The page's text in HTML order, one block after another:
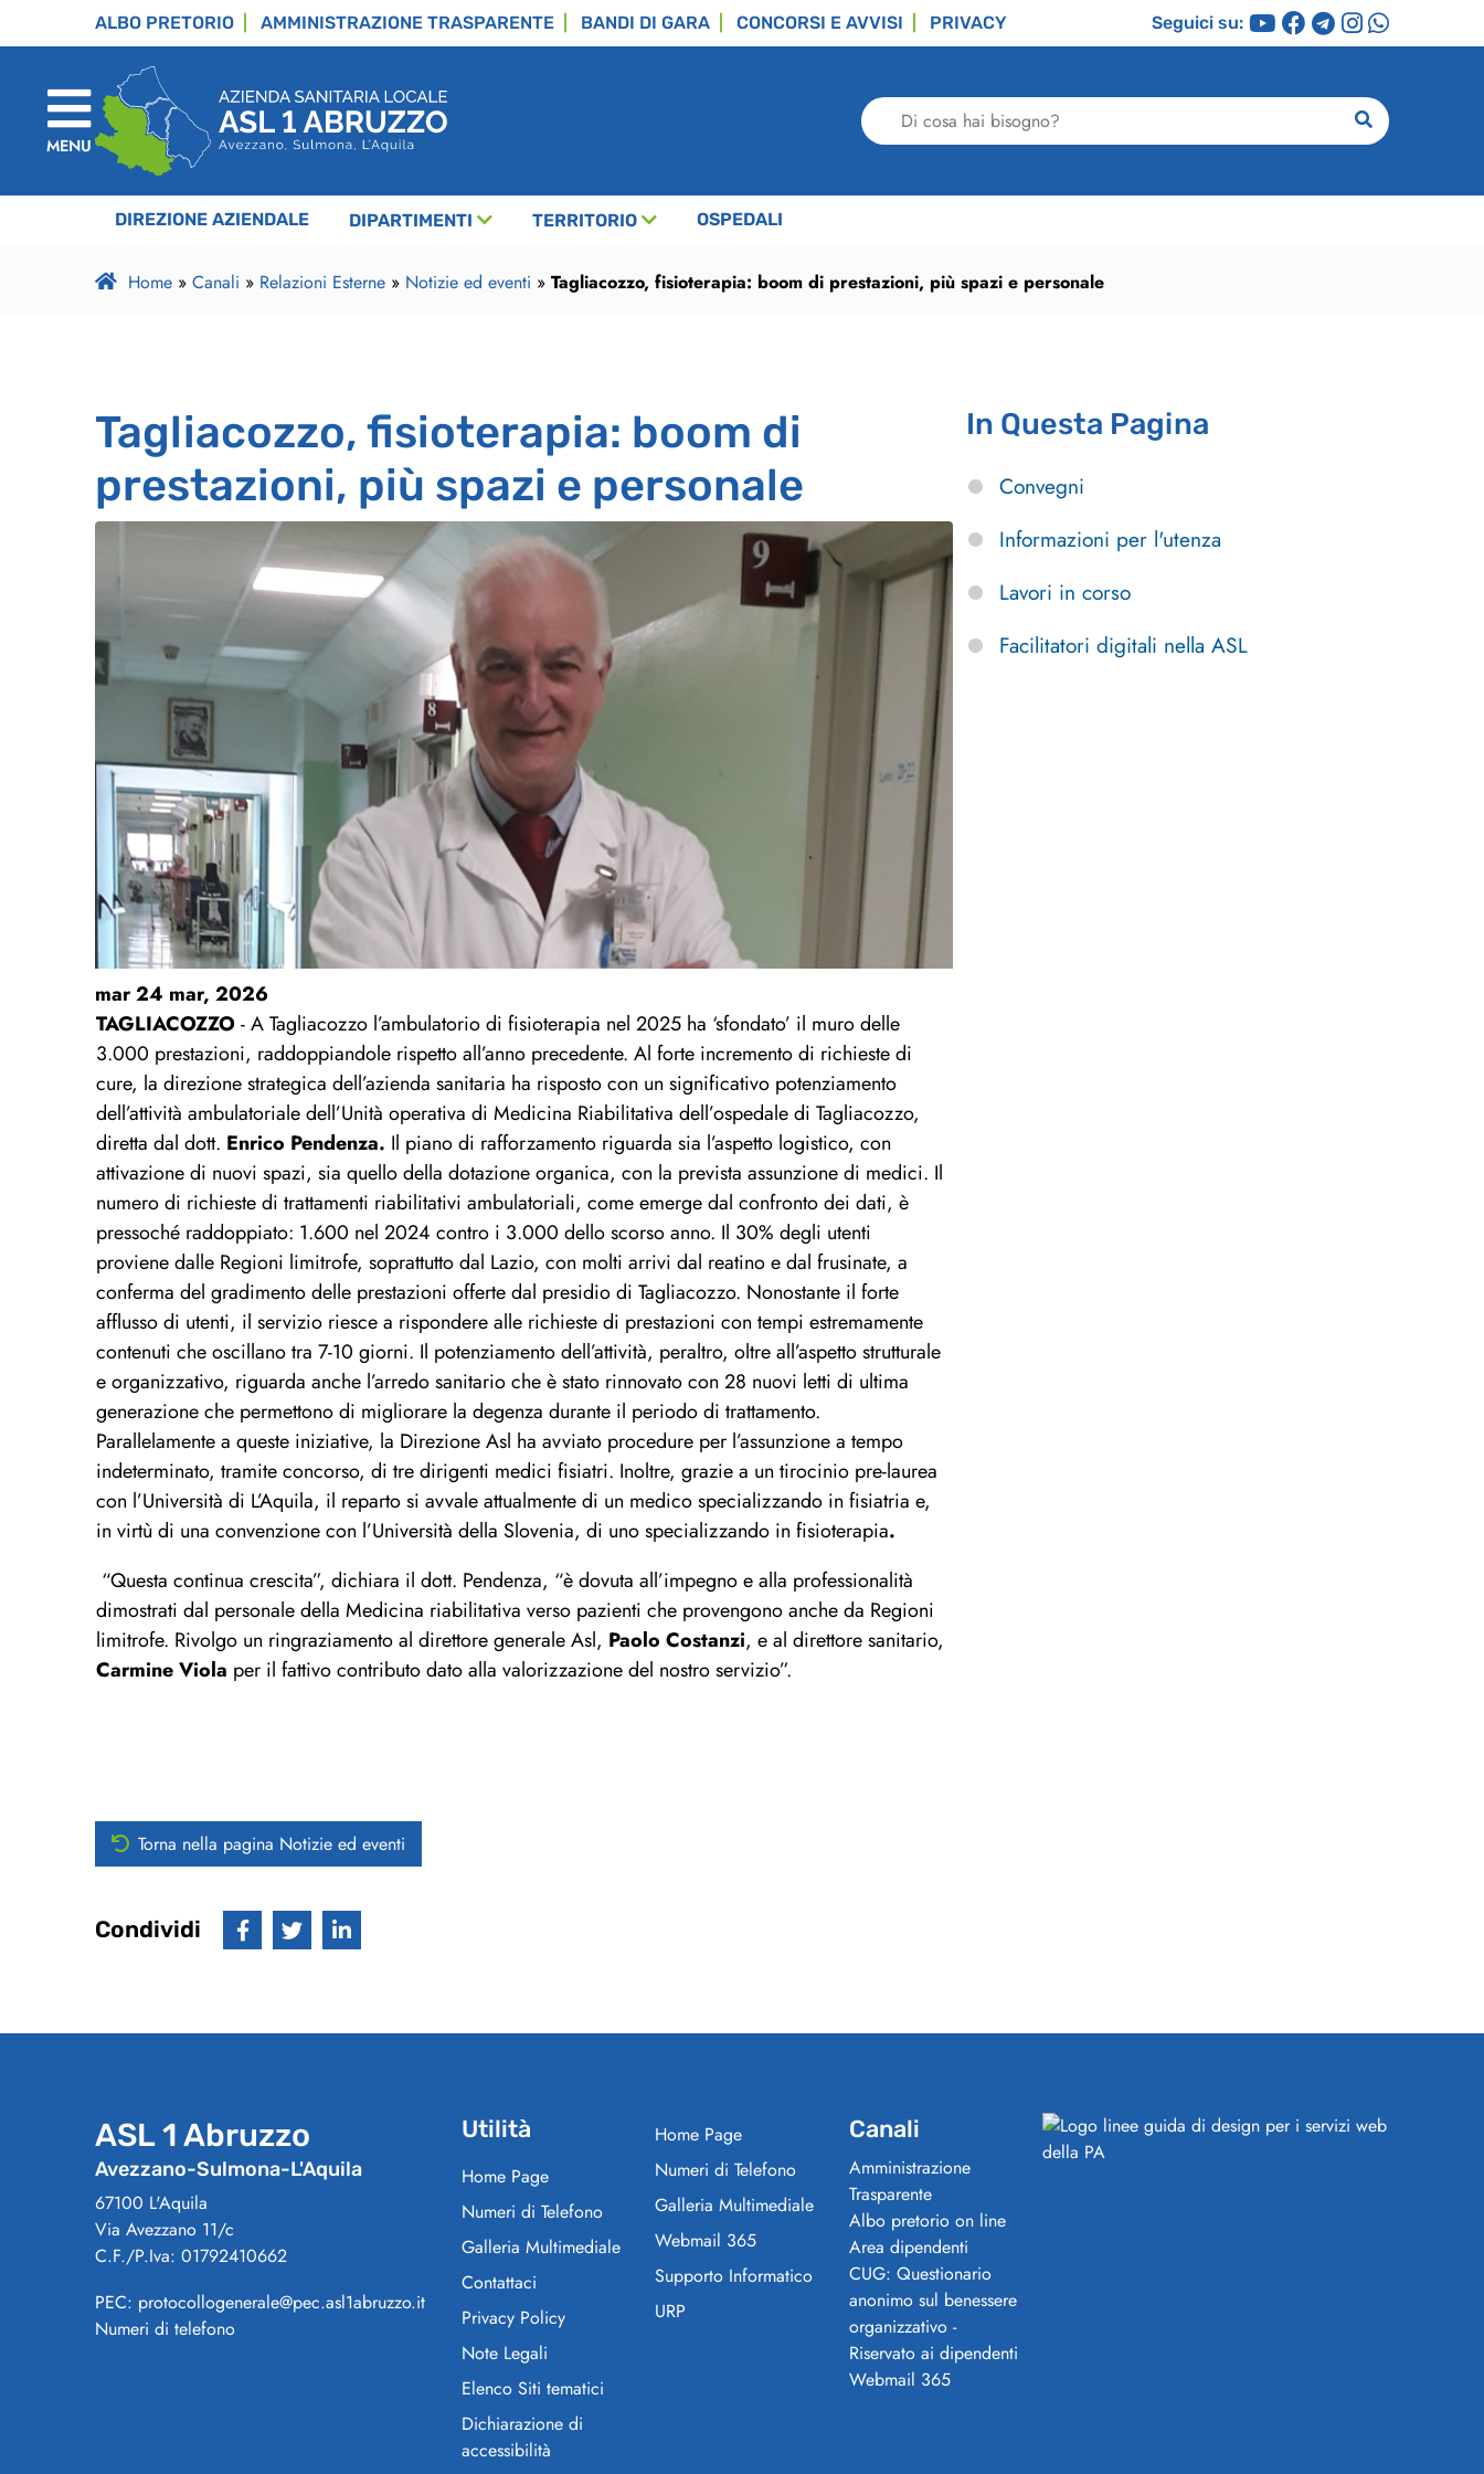
ALBO PRETORIO AMMINISTRAZIONE TRASPARENTE BANDI DI GARA CONCORSI E AVVISI PRIVACY Seguici su:
MENU
Di
cosa
bisogno?
ricerca
DIREZIONE AZIENDALE DIPARTIMENTI TERRITORIO OSPEDALI
Home» Canali » Relazioni Esterne» Notizie ed eventi » Tagliacozzo, fisioterapia: boom di prestazioni, più spazi e personale
Tagliacozzo, fisioterapia: boom di
prestazioni, più spazi e personale
mar 24 mar, 2026
TAGLIACOZZO- A Tagliacozzo l’ambulatorio di fisioterapia nel 2025 ha ‘sfondato’ il muro delle
3.000 prestazioni, raddoppiandole rispetto all’anno precedente. Al forte incremento di richieste di
cure, la direzione strategica dell’azienda sanitaria ha risposto con un significativo potenziamento
dell’attività ambulatoriale dell’Unità operativa di Medicina Riabilitativa dell’ospedaledi Tagliacozzo,
diretta dal dott. Enrico Pendenza. Il piano di rafforzamento riguardasia l’aspetto logistico, con
attivazione di nuovi spazi, sia quello della dotazione organica, con la prevista assunzione di medici. Il
numero di richieste di trattamenti riabilitativi ambulatoriali, come emerge dal confronto dei dati, è
pressoché raddoppiato: 1.600 nel 2024 contro i 3.000 dello scorso anno. Il 30% degli utenti
proviene dalle Regioni limitrofe, soprattutto dal Lazio, con molti arrivi dal reatino e dal frusinate, a
conferma del gradimento delle prestazioni offerte dal presidio di Tagliacozzo. Nonostante il forte
afflusso di utenti, il servizio riesce a rispondere alle richieste di prestazioni con tempi estremamente
contenuti che oscillano tra 7-10 giorni. Il potenziamento dell’attività, peraltro, oltre all’aspetto strutturale
e organizzativo, riguarda anche l’arredo sanitario che è stato rinnovato con 28 nuovi letti di ultima
generazioneche permettonodi migliorare la degenza durante il periodo di trattamento.
Parallelamente a queste iniziative, la Direzione Asl ha avviato procedure per l’assunzione a tempo
indeterminato, tramiteconcorso, di tre dirigenti medici fisiatri. Inoltre, grazie a un tirocinio pre-laurea
con l’Università di L’Aquila, il reparto si avvale attualmente di un medico specializzando in fisiatria e,
in virtù di una convenzione con l’Università della Slovenia, di uno specializzando in fisioterapia.
“Questa continua crescita”, dichiara il dott. Pendenza, “è dovuta all’impegnoe alla professionalità
dimostrati dal personale della Medicina riabilitativa verso pazienti che provengonoanche da Regioni
limitrofe. Rivolgo un ringraziamentoal direttore generale Asl, Paolo Costanzi, eal direttore sanitario,
CarmineViola per il fattivocontributo dato alla valorizzazionedel nostro servizio”.
Torna nella pagina Notizie ed eventi
Condividi
In Questa Pagina
Convegni
Informazioni per l'utenza
Lavori in corso
Facilitatori digitali nella ASL
ASL 1 Abruzzo
Avezzano-Sulmona-L'Aquila
67100 L'Aquila
Via Avezzano 11/c
C.F./P.Iva: 01792410662
PEC: protocollogenerale@pec.asl1abruzzo.it
Numeri di telefono
Utilità
Home Page
Numeri di Telefono
Galleria Multimediale
Contattaci
Privacy Policy
Note Legali
Elenco Siti tematici
Dichiarazione di
accessibilità
Home Page
Numeri di Telefono
Galleria Multimediale
Webmail 365
Supporto Informatico
URP
Canali
Amministrazione
Trasparente
Albo pretorio on line
Area dipendenti
CUG: Questionario
anonimo sul benessere
organizzativo -
Riservato ai dipendenti
Webmail 365